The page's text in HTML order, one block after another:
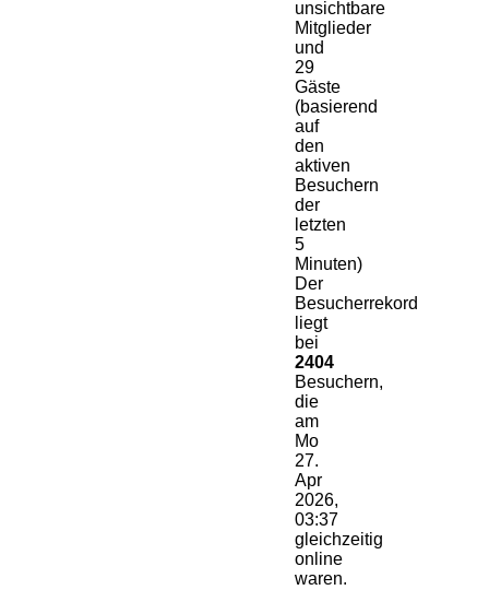
unsichtbare
Mitglieder
und
29
Gäste
(basierend
auf
den
aktiven
Besuchern
der
letzten
5
Minuten)
Der
Besucherrekord
liegt
bei
2404
Besuchern,
die
am
Mo
27.
Apr
2026,
03:37
gleichzeitig
online
waren.